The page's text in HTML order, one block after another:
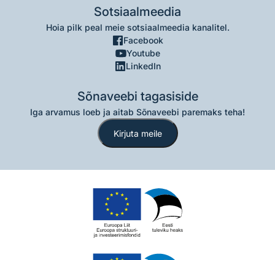
Sotsiaalmeedia
Hoia pilk peal meie sotsiaalmeedia kanalitel.
Facebook
Youtube
LinkedIn
Sõnaveebi tagasiside
Iga arvamus loeb ja aitab Sõnaveebi paremaks teha!
Kirjuta meile